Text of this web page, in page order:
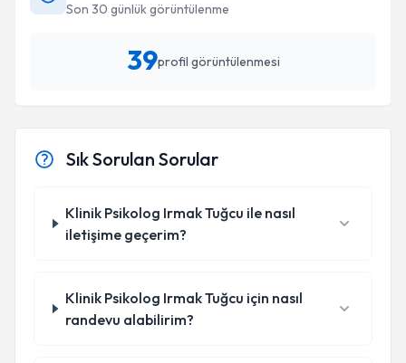
Son 30 günlük görüntülenme
39profil görüntülenmesi
Sık Sorulan Sorular
Klinik Psikolog Irmak Tuğcu ile nasıl
iletişime geçerim?
Klinik Psikolog Irmak Tuğcu için nasıl
randevu alabilirim?